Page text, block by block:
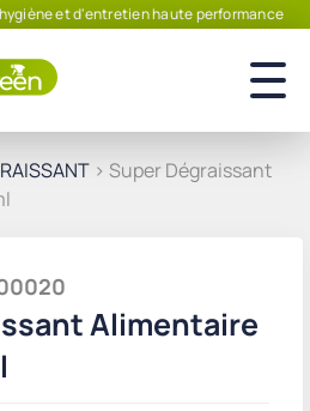
et d'entretien haute performance
> Super Dégraissant
Alimentaire